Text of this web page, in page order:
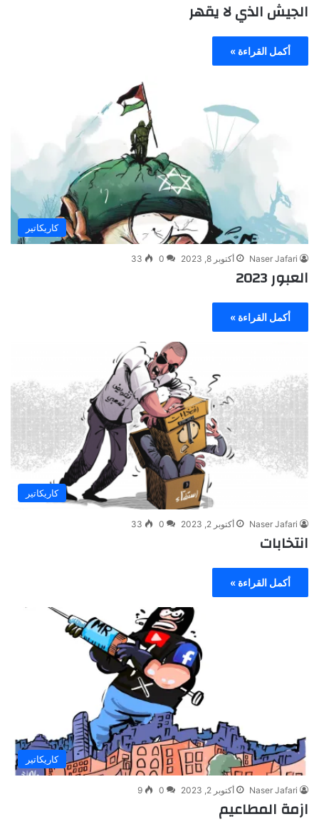
الجيش الذي لا يقهر
أكمل القراءة »
كاريكاتير
Naser Jafari أكتوبر 8, 2023 0
33
العبور 2023
أكمل القراءة »
كاريكاتير
Naser Jafari أكتوبر 2, 2023 0
33
انتخابات
أكمل القراءة »
كاريكاتير
Naser Jafari أكتوبر 2, 2023 0
9
ازمة المطاعيم